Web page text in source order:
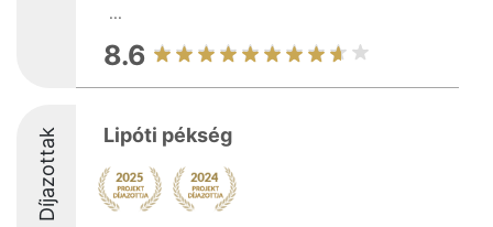
...
8.6
Díjazottak Lipóti pékség